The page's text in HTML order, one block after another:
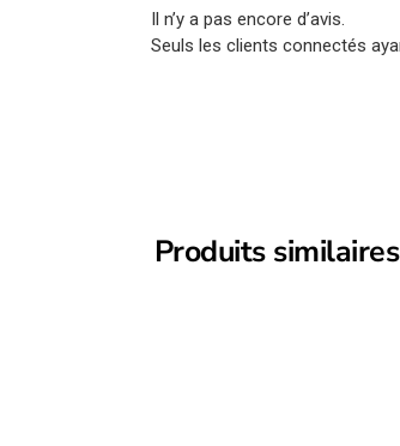
Il n’y a pas encore d’avis.
Seuls les clients connectés
Produits similaires